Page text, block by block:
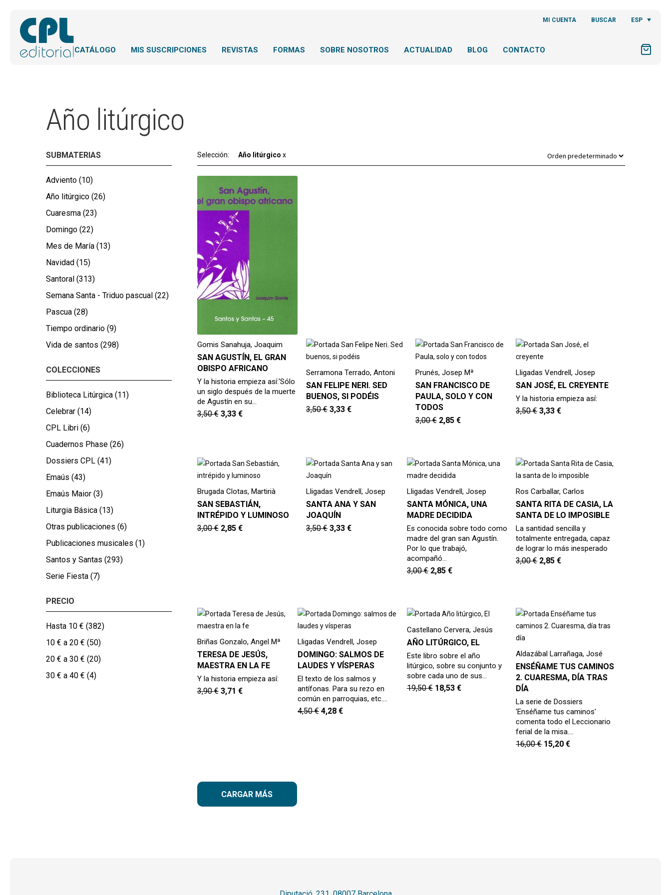
MI CUENTA BUSCAR ESP
CATÁLOGO MIS SUSCRIPCIONES REVISTAS FORMAS SOBRE NOSOTROS ACTUALIDAD BLOG CONTACTO
Año litúrgico
SUBMATERIAS
Adviento (10)
Año litúrgico (26)
Cuaresma (23)
Domingo (22)
Mes de María (13)
Navidad (15)
Santoral (313)
Semana Santa - Triduo pascual (22)
Pascua (28)
Tiempo ordinario (9)
Vida de santos (298)
COLECCIONES
Biblioteca Litúrgica (11)
Celebrar (14)
CPL Libri (6)
Cuadernos Phase (26)
Dossiers CPL (41)
Emaús (43)
Emaús Maior (3)
Liturgia Básica (13)
Otras publicaciones (6)
Publicaciones musicales (1)
Santos y Santas (293)
Serie Fiesta (7)
PRECIO
Hasta 10 € (382)
10 € a 20 € (50)
20 € a 30 € (20)
30 € a 40 € (4)
Selección: Año litúrgico x
Gomis Sanahuja, Joaquim
SAN AGUSTÍN, EL GRAN
OBISPO AFRICANO
Y la historia empieza así:'Sólo
un siglo después de la muerte
de Agustín en su…
3,50€ 3,33 €
Serramona Terrado, Antoni
SAN FELIPE NERI. SED
BUENOS, SI PODÉIS
3,50€ 3,33€
Prunés, Josep Mª
SAN FRANCISCO DE
PAULA, SOLO Y CON
TODOS
3,00€ 2,85 €
Lligadas Vendrell, Josep
SAN JOSÉ, EL CREYENTE
Y la historia empieza así:
3,50€ 3,33€
Brugada Clotas, Martirià
SAN SEBASTIÁN,
INTRÉPIDO Y LUMINOSO
3,00€ 2,85 €
Lligadas Vendrell, Josep
SANTA ANA Y SAN
JOAQUÍN
3,50€ 3,33€
Lligadas Vendrell, Josep
SANTA MÓNICA, UNA
MADRE DECIDIDA
Es conocida sobre todo como
madre del gran san Agustín.
Por lo que trabajó,
acompañó…
3,00€ 2,85 €
Ros Carballar, Carlos
SANTA RITA DE CASIA, LA
SANTA DE LO IMPOSIBLE
La santidad sencilla y
totalmente entregada, capaz
de lograr lo más inesperado
3,00€ 2,85€
Briñas Gonzalo, Angel Mª
TERESA DE JESÚS,
MAESTRA EN LA FE
Y la historia empieza así:
3,90€ 3,71 €
Lligadas Vendrell, Josep
DOMINGO: SALMOS DE
LAUDES Y VÍSPERAS
El texto de los salmos y
antífonas. Para su rezo en
común en parroquias, etc.…
4,50€ 4,28€
Castellano Cervera, Jesús
AÑO LITÚRGICO, EL
Este libro sobre el año
litúrgico, sobre su conjunto y
sobre cada uno de sus…
19,50€ 18,53 €
Aldazábal Larrañaga, José
ENSÉÑAME TUS CAMINOS
2. CUARESMA, DÍA TRAS
DÍA
La serie de Dossiers
'Enséñame tus caminos'
comenta todo el Leccionario
ferial de la misa.…
16,00€ 15,20€
CARGAR MÁS